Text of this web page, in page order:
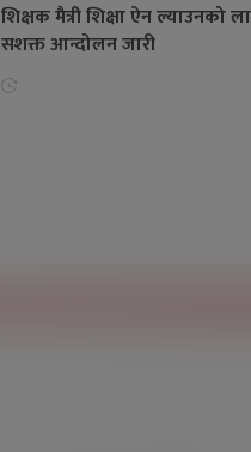
शिक्षक मैत्री शिक्षा ऐन ल्याउनको
सशक्त आन्दोलन जारी